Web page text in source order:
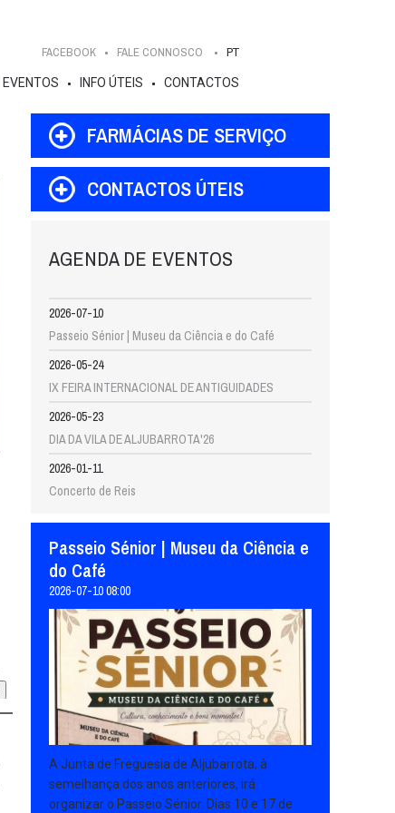
FACEBOOK FALE CONNOSCO PT
EVENTOS INFO ÚTEIS CONTACTOS
FARMÁCIAS DE SERVIÇO
CONTACTOS ÚTEIS
AGENDA DE EVENTOS
2026-07-10
Passeio Sénior | Museu da Ciência e do Café
2026-05-24
IX FEIRA INTERNACIONAL DE ANTIGUIDADES
2026-05-23
DIA DA VILA DE ALJUBARROTA'26
2026-01-11
Concerto de Reis
Passeio Sénior | Museu da Ciência e
do Café
2026-07-10 08:00
A Junta de Freguesia de Aljubarrota, à
semelhança dos anos anteriores, irá
organizar o Passeio Sénior. Dias 10 e 17 de